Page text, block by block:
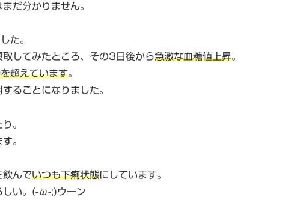
まだ分かりません。
た。
取してみたところ、その3日後から急激な血糖値上昇。
超えています。
することになりました。
。
。
飲んでいつも下痢状態にしています。
しい。(-ω-;)ウーン